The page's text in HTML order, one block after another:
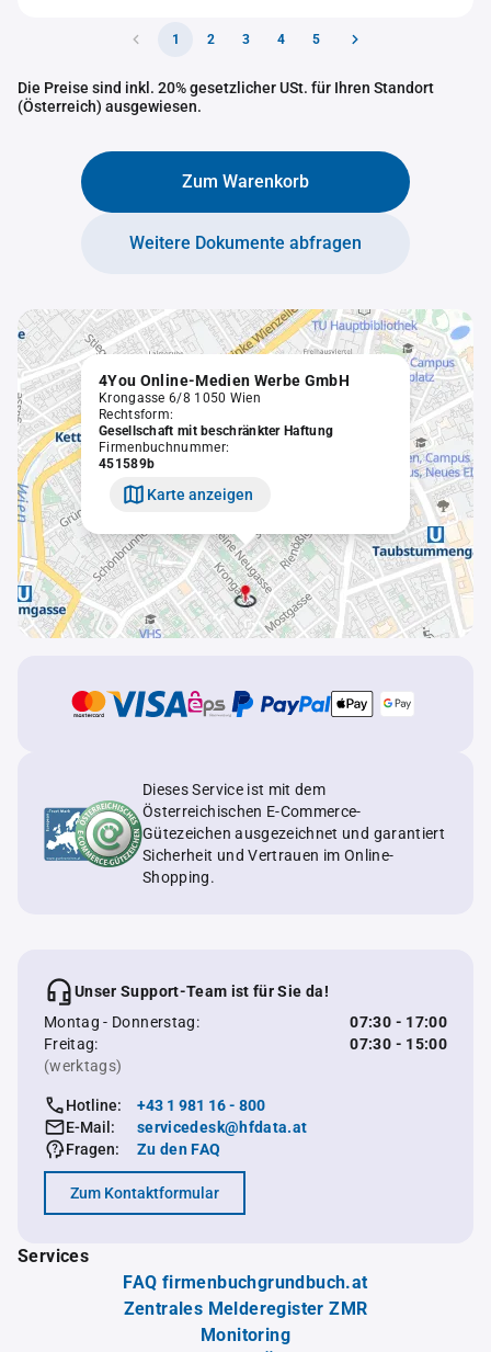
1 2 3 4 5
Die Preise sind inkl. 20% gesetzlicher USt. für Ihren Standort
(Österreich) ausgewiesen.
Zum Warenkorb
Weitere Dokumente abfragen
4You Online-Medien Werbe GmbH
Krongasse 6/8 1050 Wien
Rechtsform:
Gesellschaft mit beschränkter Haftung
Firmenbuchnummer:
451589b
Karte anzeigen
Dieses Service ist mit dem
Österreichischen E-Commerce-
Gütezeichen ausgezeichnet und garantiert
Sicherheit und Vertrauen im Online-
Shopping.
Unser Support-Team ist für Sie da!
Montag - Donnerstag:
07:30 - 17:00
Freitag:
07:30 - 15:00
(werktags)
Hotline:
+43 1 981 16 - 800
E-Mail:
servicedesk@hfdata.at
Fragen:
Zu den FAQ
Zum Kontaktformular
Services
FAQ firmenbuchgrundbuch.at
Zentrales Melderegister ZMR
Monitoring